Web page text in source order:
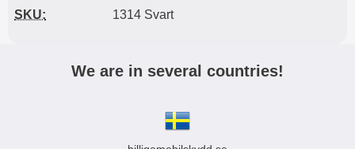
SKU: 1314 Svart
We are in several countries!